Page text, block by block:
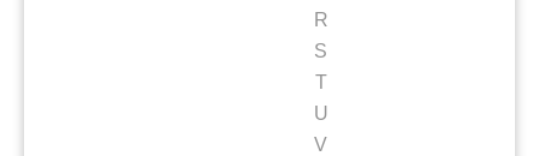
R
S
T
U
V